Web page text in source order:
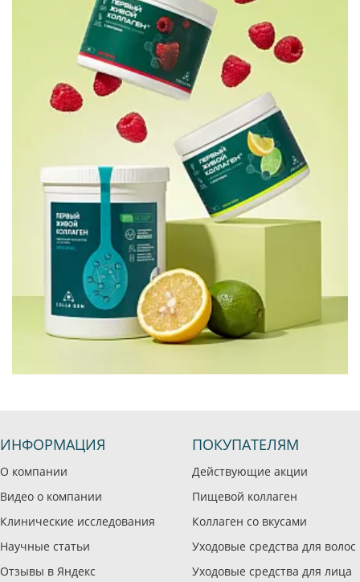
ИНФОРМАЦИЯ
О компании
Видео о компании
Клинические исследования
Научные статьи
Отзывы в Яндекс
ПОКУПАТЕЛЯМ
Действующие акции
Пищевой коллаген
Коллаген со вкусами
Уходовые средства для волос
Уходовые средства для лица